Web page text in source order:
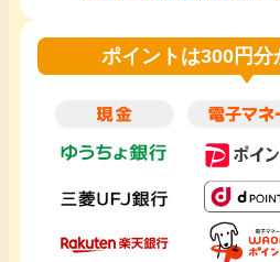
ポイントは300円分